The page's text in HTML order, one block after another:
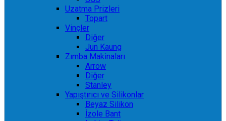
Uzatma Prizleri
Topart
Vinçler
Diğer
Jun Kaung
Zımba Makinaları
Arrow
Diğer
Stanley
Yapıştırıcı ve Silikonlar
Beyaz Silikon
İzole Bant